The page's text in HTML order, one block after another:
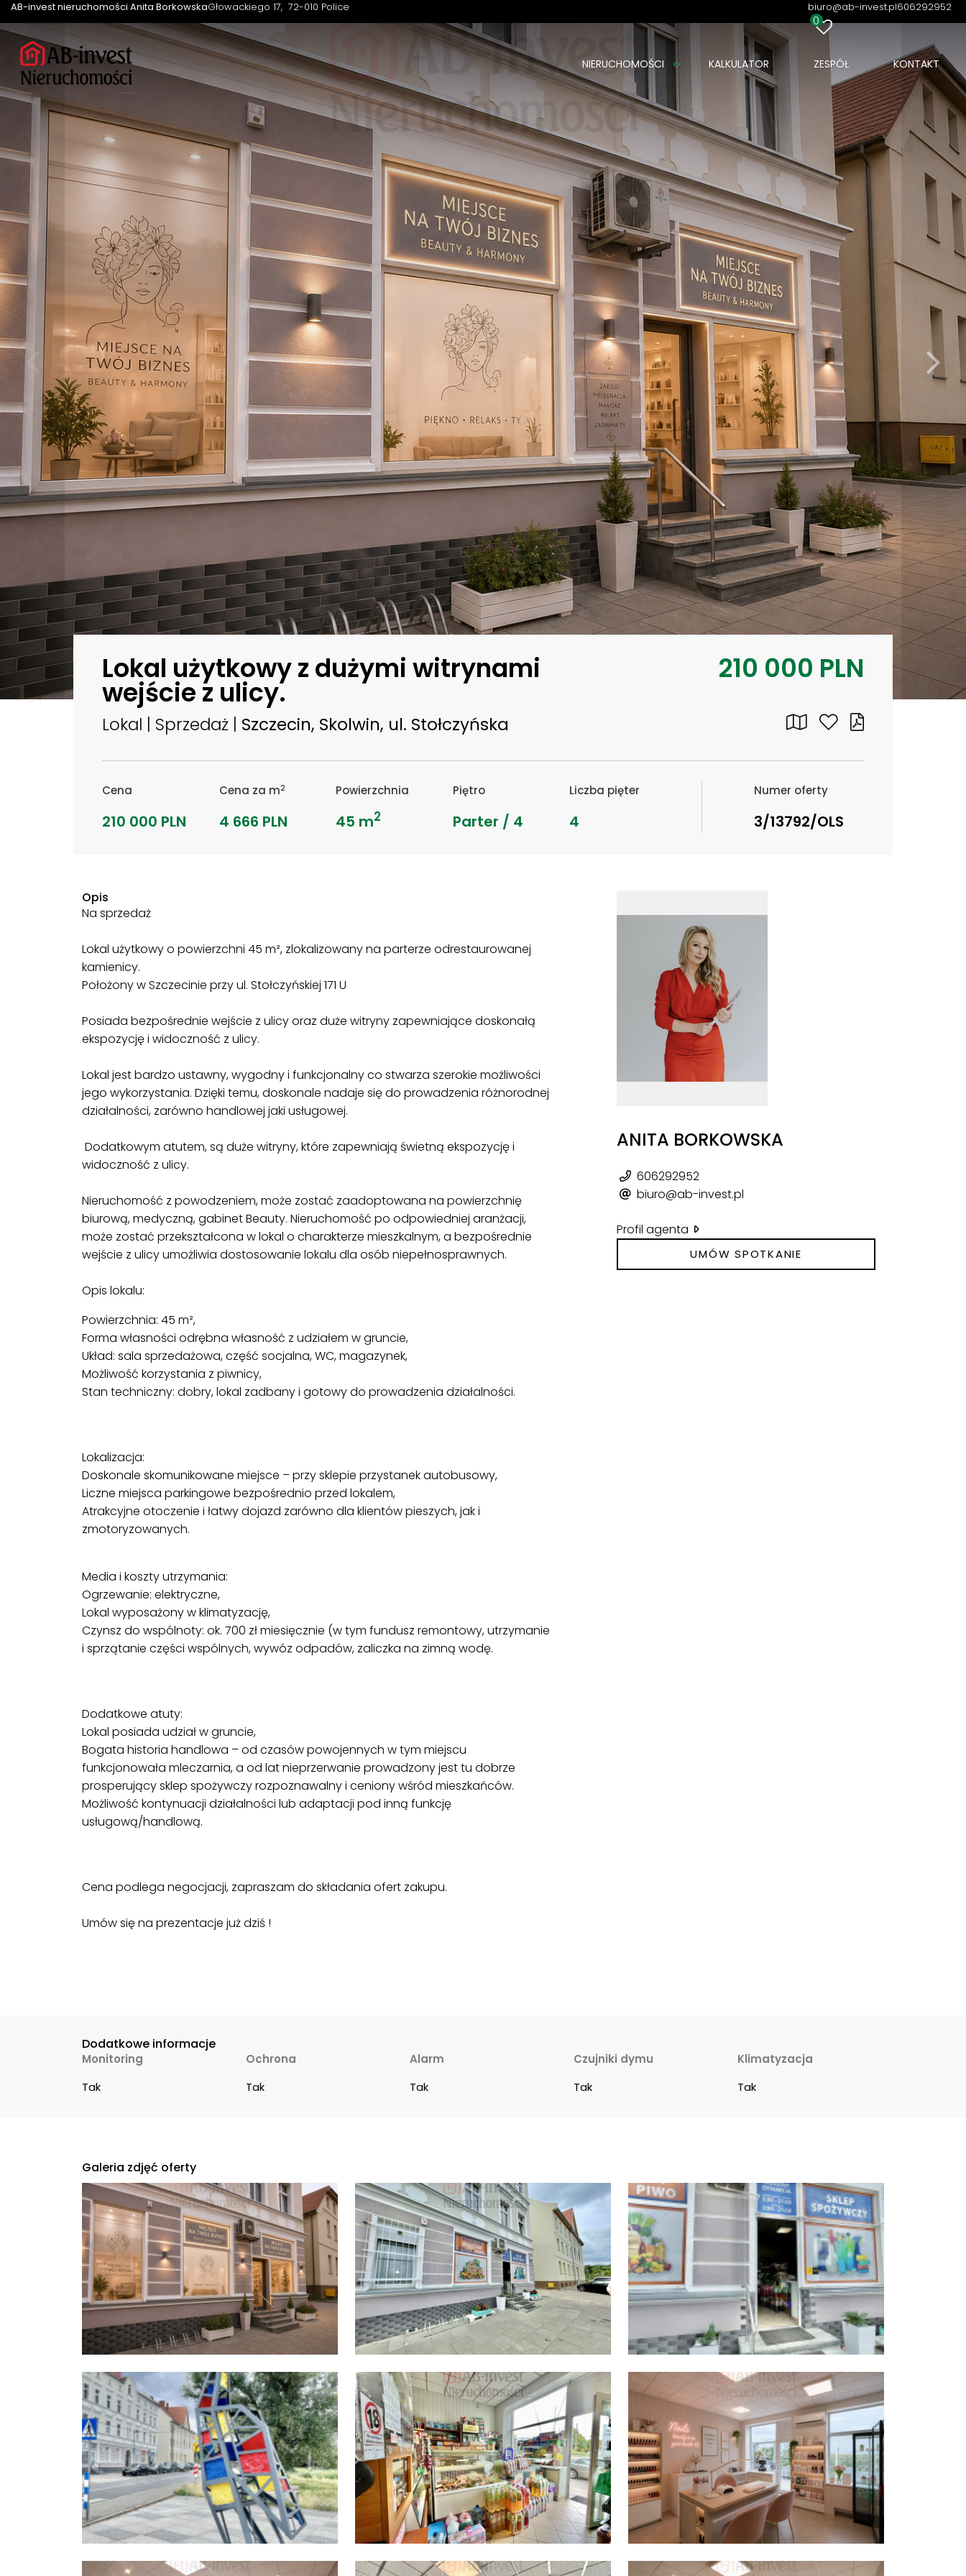
AB-invest nieruchomości Anita BorkowskaGłowackiego 17 72-010 Police biuro@ab-invest.pl606292952
0
NIERUCHOMOŚCI KALKULATOR ZESPÓŁ KONTAKT
Lokal użytkowy z dużymi witrynami
wejście z ulicy.
Lokal | Sprzedaż | Szczecin, Skolwin, ul. Stołczyńska
210 000 PLN
Cena
210 000 PLN
Cena za m2
4 666 PLN
Powierzchnia
45 m2
Piętro
Parter / 4
Liczba pięter
4
Numer oferty
3/13792/OLS
Opis
Na sprzedaż
Lokal użytkowy o powierzchni 45 m², zlokalizowany na parterze odrestaurowanej
kamienicy.
Położony w Szczecinie przy ul. Stołczyńskiej 171 U
Posiada bezpośrednie wejście z ulicy oraz duże witryny zapewniające doskonałą
ekspozycję i widoczność z ulicy.
Lokal jest bardzo ustawny, wygodny i funkcjonalny co stwarza szerokie możliwości
jego wykorzystania. Dzięki temu, doskonale nadaje się do prowadzenia różnorodnej
działalności, zarówno handlowej jaki usługowej.
Dodatkowym atutem, są duże witryny, które zapewniają świetną ekspozycję i
widoczność z ulicy.
Nieruchomość z powodzeniem, może zostać zaadoptowana na powierzchnię
biurową, medyczną, gabinet Beauty. Nieruchomość po odpowiedniej aranżacji,
może zostać przekształcona w lokal o charakterze mieszkalnym, a bezpośrednie
wejście z ulicy umożliwia dostosowanie lokalu dla osób niepełnosprawnych.
Opis lokalu:
Powierzchnia: 45 m²,
Forma własności odrębna własność z udziałem w gruncie,
Układ: sala sprzedażowa, część socjalna, WC, magazynek,
Możliwość korzystania z piwnicy,
Stan techniczny: dobry, lokal zadbany i gotowy do prowadzenia działalności.
Lokalizacja:
Doskonale skomunikowane miejsce – przy sklepie przystanek autobusowy,
Liczne miejsca parkingowe bezpośrednio przed lokalem,
Atrakcyjne otoczenie i łatwy dojazd zarówno dla klientów pieszych, jak i
zmotoryzowanych.
Media i koszty utrzymania:
Ogrzewanie: elektryczne,
Lokal wyposażony w klimatyzację,
Czynsz do wspólnoty: ok. 700 zł miesięcznie (w tym fundusz remontowy, utrzymanie
i sprzątanie części wspólnych, wywóz odpadów, zaliczka na zimną wodę.
Dodatkowe atuty:
Lokal posiada udział w gruncie,
Bogata historia handlowa – od czasów powojennych w tym miejscu
funkcjonowała mleczarnia, a od lat nieprzerwanie prowadzony jest tu dobrze
prosperujący sklep spożywczy rozpoznawalny i ceniony wśród mieszkańców.
Możliwość kontynuacji działalności lub adaptacji pod inną funkcję
usługową/handlową.
Cena podlega negocjacji, zapraszam do składania ofert zakupu.
Umów się na prezentacje już dziś !
ANITA BORKOWSKA
606292952
biuro@ab-invest.pl
Profil agenta
UMÓW SPOTKANIE
Dodatkowe informacje
Monitoring
Tak
Ochrona
Tak
Alarm
Tak
Czujniki dymu
Tak
Klimatyzacja
Tak
Galeria zdjęć oferty